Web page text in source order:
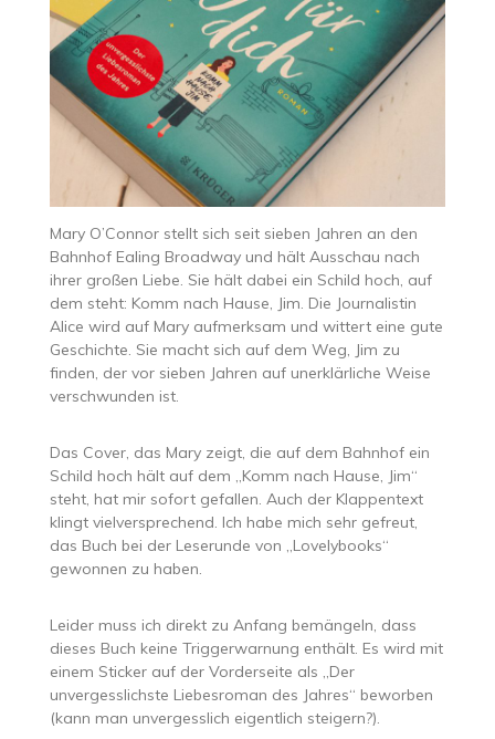
Mary O’Connor stellt sich seit sieben Jahren an den
Bahnhof Ealing Broadway und hält Ausschau nach
ihrer großen Liebe. Sie hält dabei ein Schild hoch, auf
dem steht: Komm nach Hause, Jim. Die Journalistin
Alice wird auf Mary aufmerksam und wittert eine gute
Geschichte. Sie macht sich auf dem Weg, Jim zu
finden, der vor sieben Jahren auf unerklärliche Weise
verschwunden ist.
Das Cover, das Mary zeigt, die auf dem Bahnhof ein
Schild hoch hält auf dem „Komm nach Hause, Jim“
steht, hat mir sofort gefallen. Auch der Klappentext
klingt vielversprechend. Ich habe mich sehr gefreut,
das Buch bei der Leserunde von „Lovelybooks“
gewonnen zu haben.
Leider muss ich direkt zu Anfang bemängeln, dass
dieses Buch keine Triggerwarnung enthält. Es wird mit
einem Sticker auf der Vorderseite als „Der
unvergesslichste Liebesroman des Jahres“ beworben
(kann man unvergesslich eigentlich steigern?).